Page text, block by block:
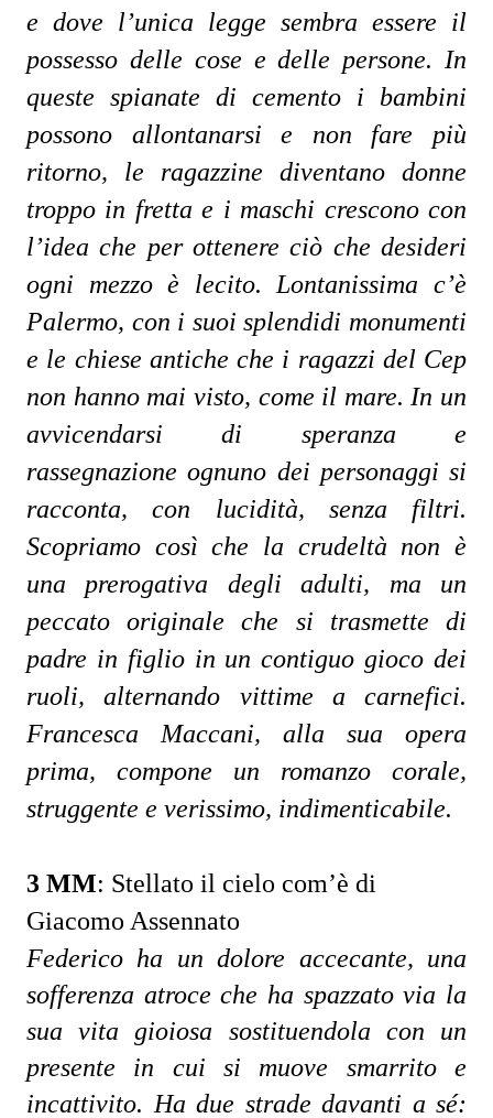
e dove l’unica legge sembra essere il
possesso delle cose e delle persone. In
queste spianate di cemento i bambini
possono allontanarsi e non fare più
ritorno, le ragazzine diventano donne
troppo in fretta e i maschi crescono con
l’idea che per ottenere ciò che desideri
ogni mezzo è lecito. Lontanissima c’è
Palermo, con i suoi splendidi monumenti
e le chiese antiche che i ragazzi del Cep
non hanno mai visto, come il mare. In un
avvicendarsi di speranza e
rassegnazione ognuno dei personaggi si
racconta, con lucidità, senza filtri.
Scopriamo così che la crudeltà non è
una prerogativa degli adulti, ma un
peccato originale che si trasmette di
padre in figlio in un contiguo gioco dei
ruoli, alternando vittime a carnefici.
Francesca Maccani, alla sua opera
prima, compone un romanzo corale,
struggente e verissimo, indimenticabile.
3 MM: Stellato il cielo com’è di
Giacomo Assennato
Federico ha un dolore accecante, una
sofferenza atroce che ha spazzato via la
sua vita gioiosa sostituendola con un
presente in cui si muove smarrito e
incattivito. Ha due strade davanti a sé: